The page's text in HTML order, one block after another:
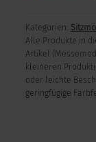
Kategorien:
Alle Produkte in
Artikel
kleineren
oder leichte
geringfügige